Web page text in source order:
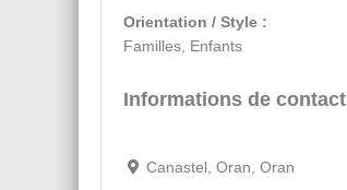
Orientation / Style :
Familles, Enfants
Informations de contact
Canastel, Oran, Oran